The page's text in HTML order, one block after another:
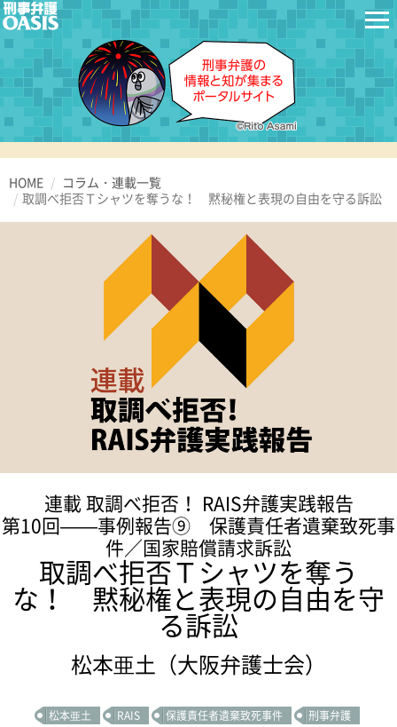
HOME
コラム・連載一覧
取調べ拒否Ｔシャツを奪うな！ 黙秘権と表現の自由を守る訴訟
連載 取調べ拒否！ RAIS弁護実践報告
第10回——事例報告⑨ 保護責任者遺棄致死事
件／国家賠償請求訴訟
取調べ拒否Ｔシャツを奪う
な！ 黙秘権と表現の自由を守
る訴訟
松本亜土（大阪弁護士会）
松本亜土 RAIS 保護責任者遺棄致死事件
刑事弁護